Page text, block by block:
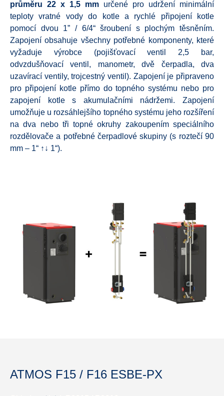
průměru 22 x 1,5 mm určené pro udržení minimální
teploty vratné vody do kotle a rychlé připojení kotle
pomocí dvou 1” / 6/4“ šroubení s plochým těsněním.
Zapojení obsahuje všechny potřebné komponenty, které
vyžaduje výrobce (pojišťovací ventil 2,5 bar,
odvzdušňovací ventil, manometr, dvě čerpadla, dva
uzavírací ventily, trojcestný ventil). Zapojení je připraveno
pro připojení kotle přímo do topného systému nebo pro
zapojení kotle s akumulačními nádržemi. Zapojení
umožňuje u rozsáhlejšího topného systému jeho rozšíření
na dva nebo tři topné okruhy zakoupením speciálního
rozdělovače a potřebné čerpadlové skupiny (s roztečí 90
mm – 1“ ↑↓ 1“).
ATMOS F15 / F16 ESBE-PX